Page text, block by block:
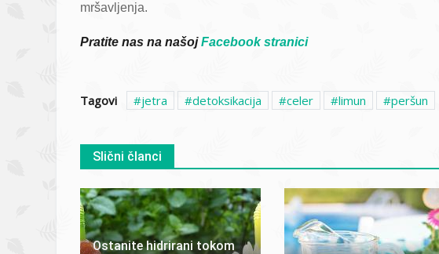
mršavljenja.
Pratite nas na našojFacebook stranici
Tagovi jetra detoksikacija celer limun peršun
Slični članci
Ostanite hidrirani tokom